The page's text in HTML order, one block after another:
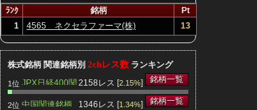
ﾗﾝｸ 銘柄
Pt
1
4565 ネクセラファーマ(株) 13
株式銘柄 関連銘柄別 2chレス数 ランキング
1位 JPX日経400関
連銘柄
2158レス [2.15%] 銘柄一覧
2位 中国関連銘柄 1346レス [1.34%] 銘柄一覧